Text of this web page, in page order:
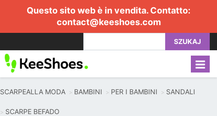
Questo sito web è in vendita. Contatto:
contact@keeshoes.com
SZUKAJ
SCARPEALLA MODA BAMBINI PER I BAMBINI SANDALI
SCARPE BEFADO